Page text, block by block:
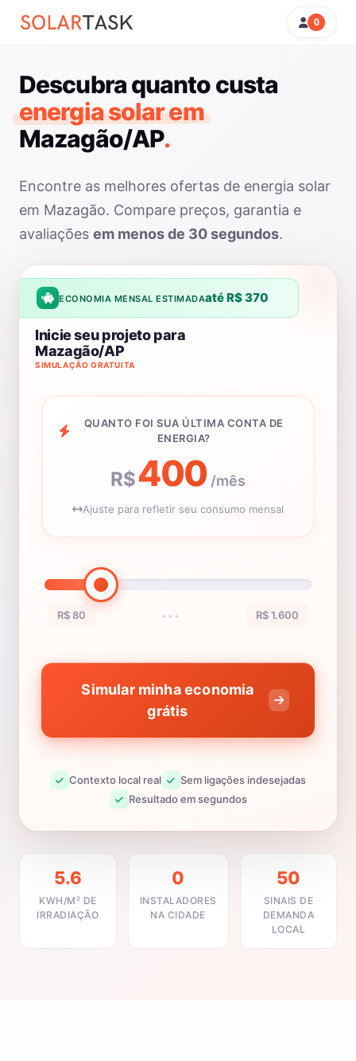
0
Descubra quanto custa
energia solar em
Mazagão/AP.
Encontre as melhores ofertas de energia solar
em Mazagão. Compare preços, garantia e
avaliações em menos de 30 segundos.
ECONOMIA MENSAL ESTIMADAaté R$ 370
SIMULAÇÃO GRATUITA
Inicie seu projeto para
Mazagão/AP
QUANTO FOI SUA ÚLTIMA CONTA DE
ENERGIA?
R$400 /mês
Ajuste para refletir seu consumo mensal
R$ 80 ••• R$ 1.600
Simular minha economia
grátis
Contexto local real
Sem ligações indesejadas
Resultado em segundos
5.6
KWH/M² DE
IRRADIAÇÃO
0
INSTALADORES
NA CIDADE
50
SINAIS DE
DEMANDA
LOCAL